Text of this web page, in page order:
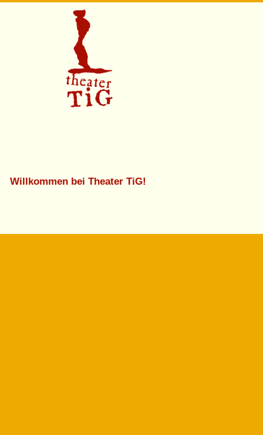
Willkommen bei Theater TiG!